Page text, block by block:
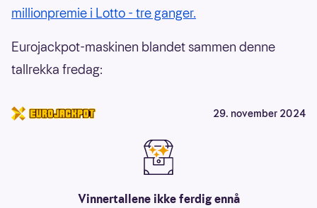
millionpremie i Lotto - tre ganger.
Eurojackpot-maskinen blandet sammen denne
tallrekka fredag:
29. november 2024
Vinnertallene ikke ferdig ennå